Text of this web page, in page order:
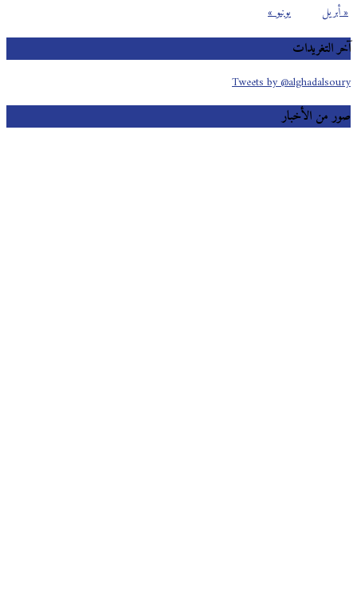
« أبريل يونيو »
آخر التغريدات
Tweets by @alghadalsoury
صور من الأخبار